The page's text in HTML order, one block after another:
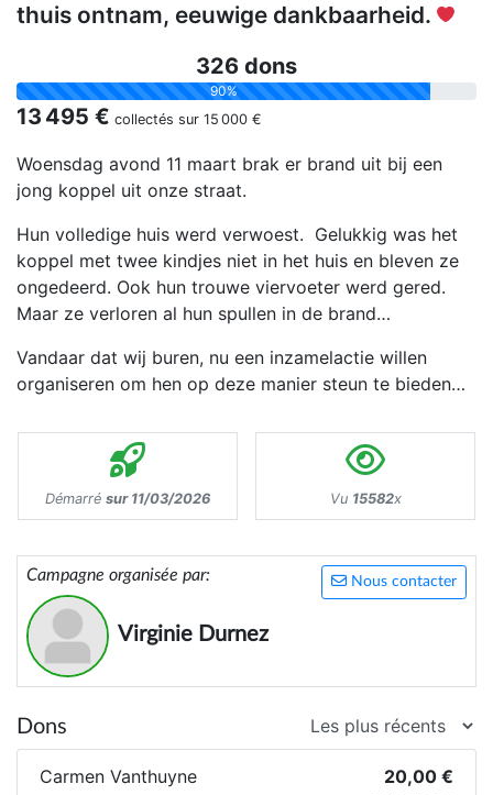
thuis ontnam, eeuwige dankbaarheid.
326 dons
90%
13 495 € collectés sur 15 000 €
Woensdag avond 11 maart brak er brand uit bij een
jong koppel uit onze straat.
Hun volledige huis werd verwoest. Gelukkig was het
koppel met twee kindjes niet in het huis en bleven ze
ongedeerd. Ook hun trouwe viervoeter werd gered.
Maar ze verloren al hun spullen in de brand…
Vandaar dat wij buren, nu een inzamelactie willen
organiseren om hen op deze manier steun te bieden…
Démarré sur 11/03/2026 Vu 15582x
Nous contacter
Campagne organisée par:
Virginie Durnez
Dons
Carmen Vanthuyne 20,00 €